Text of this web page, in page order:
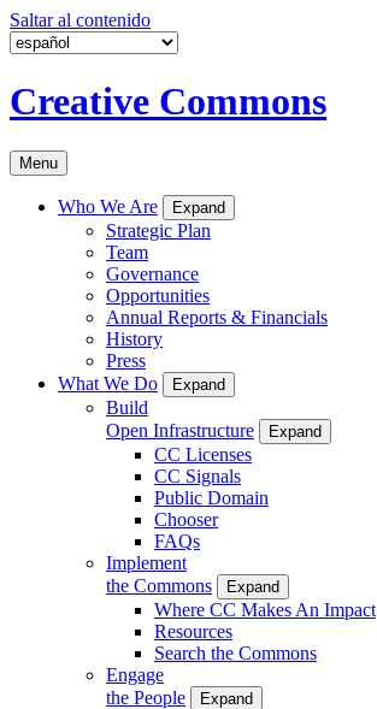
Saltar al contenido
Creative Commons
Menu
Who We Are Expand
Strategic Plan
Team
Governance
Opportunities
Annual Reports & Financials
History
Press
What We Do
Expand
Build
Open Infrastructure
Expand
CC Licenses
CC Signals
Public Domain
Chooser
FAQs
Implement
the Commons
Expand
Where CC Makes An Impact
Resources
Search the Commons
Engage
the People
Expand